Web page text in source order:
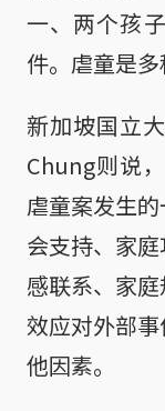
一、两个孩
件。虐童是多
新加坡国立
Chung则说
虐童案发生
会支持、家
感联系、家
效应对外部
他因素。